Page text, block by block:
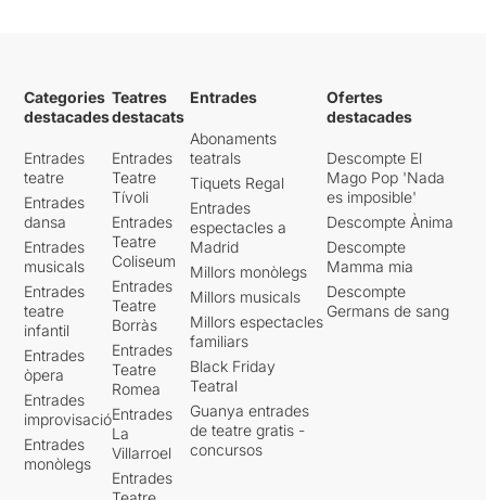
Categories
destacades
Entrades
teatre
Entrades
dansa
Entrades
musicals
Entrades
teatre
infantil
Entrades
òpera
Entrades
improvisació
Entrades
monòlegs
Teatres
destacats
Entrades
Teatre
Tívoli
Entrades
Teatre
Coliseum
Entrades
Teatre
Borràs
Entrades
Teatre
Romea
Entrades
La
Villarroel
Entrades
Entrades
Abonaments
teatrals
Tiquets Regal
Entrades
espectacles a
Madrid
Millors monòlegs
Millors musicals
Millors espectacles
familiars
Black Friday
Teatral
Guanya entrades
de teatre gratis -
concursos
Ofertes
destacades
Descompte El
Mago Pop 'Nada
es imposible'
Descompte Ànima
Descompte
Mamma mia
Descompte
Germans de sang